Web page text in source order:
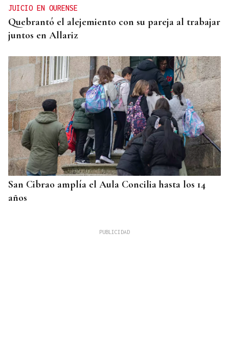
JUICIO EN OURENSE
Quebrantó el alejemiento con su pareja al trabajar
juntos en Allariz
San Cibrao amplía el Aula Concilia hasta los 14
años